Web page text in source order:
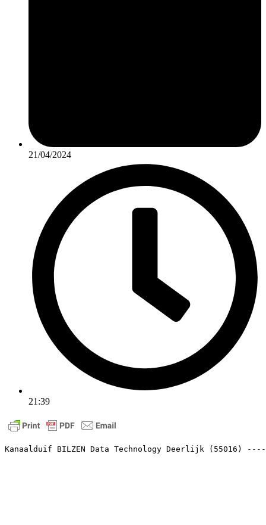
21/04/2024
21:39
Kanaalduif BILZEN Data Technology Deerlijk (55016)